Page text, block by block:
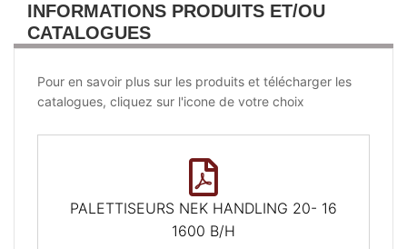
INFORMATIONS PRODUITS ET/OU
CATALOGUES
Pour en savoir plus sur les produits et télécharger les
catalogues, cliquez sur l'icone de votre choix
PALETTISEURS NEK HANDLING 20- 16
1600 B/H